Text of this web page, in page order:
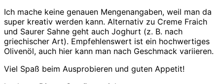
Ich mache keine genauen Mengenangaben, weil man da
super kreativ werden kann. Alternativ zu Creme Fraich
und Saurer Sahne geht auch Joghurt (z. B. nach
griechischer Art). Empfehlenswert ist ein hochwertiges
Olivenöl, auch hier kann man nach Geschmack variieren.
Viel Spaß beim Ausprobieren und guten Appetit!